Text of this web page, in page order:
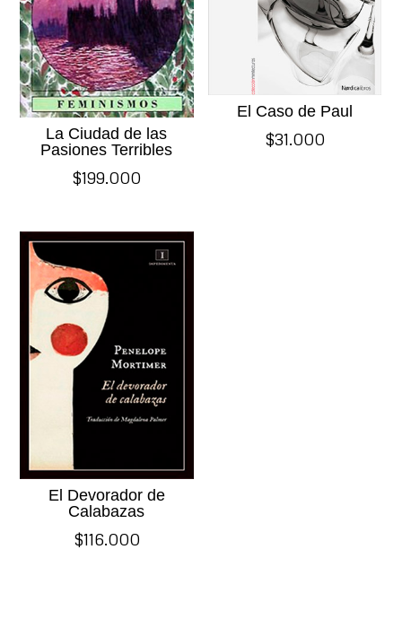
La Ciudad de las
Pasiones Terribles
$199.000
El Caso de Paul
$31.000
El Devorador de
Calabazas
$116.000